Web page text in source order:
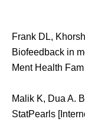
Frank DL,
Biofeedback in
Ment Health
Malik K, Dua A.
StatPearls